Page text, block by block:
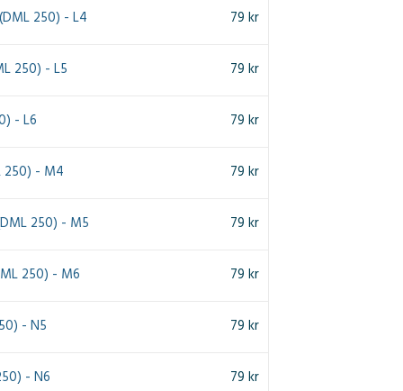
250) - L4 79 kr
250) - L5 79 kr
- L6 79 kr
250) - M4 79 kr
250) - M5 79 kr
250) - M6 79 kr
- N5 79 kr
- N6 79 kr